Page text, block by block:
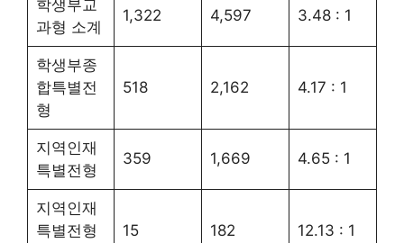
학생부교
과형 소계
1,322 4,597 3.48 : 1
학생부종
합특별전
형
518 2,162 4.17 : 1
지역인재
특별전형
359 1,669 4.65 : 1
지역인재
특별전형
15 182 12.13 : 1